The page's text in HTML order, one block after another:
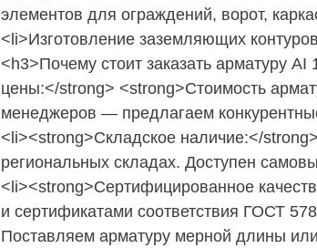
элементов для ограждений, ворот,
<li>Изготовление заземляющих
<h3>Почему стоит заказать арматуру
цены:</strong> <strong>Стоимость
менеджеров — предлагаем
<li><strong>Складское наличие:</
региональных складах. Доступен
<li><strong>Сертифицированное
и сертификатами соответствия ГОСТ
Поставляем арматуру мерной длины